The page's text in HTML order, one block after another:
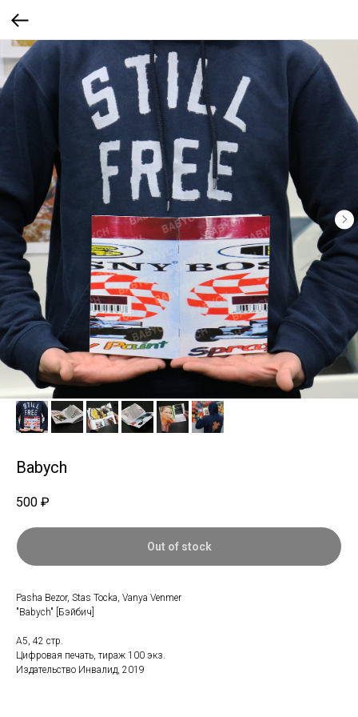
Babych
500 ₽
Out of stock
Pasha Bezor, Stas Tocka, Vanya Venmer
"Babych" [Бэйбич]
А5, 42 стр.
Цифровая печать, тираж 100 экз.
Издательство Инвалид, 2019